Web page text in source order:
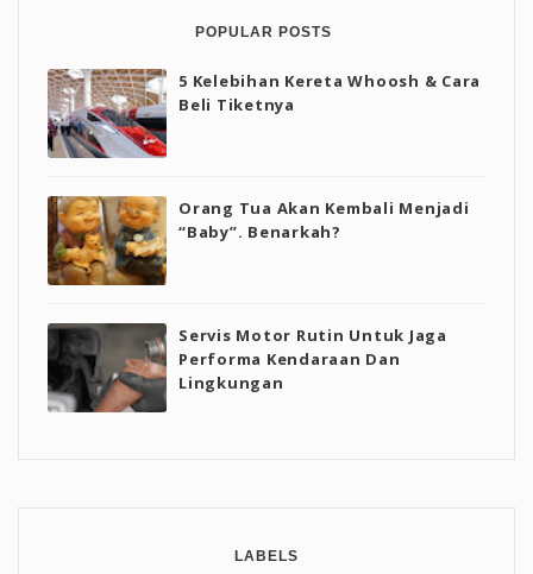
POPULAR POSTS
5 Kelebihan Kereta Whoosh & Cara
Beli Tiketnya
Orang Tua Akan Kembali Menjadi
“Baby”. Benarkah?
Servis Motor Rutin Untuk Jaga
Performa Kendaraan Dan
Lingkungan
LABELS